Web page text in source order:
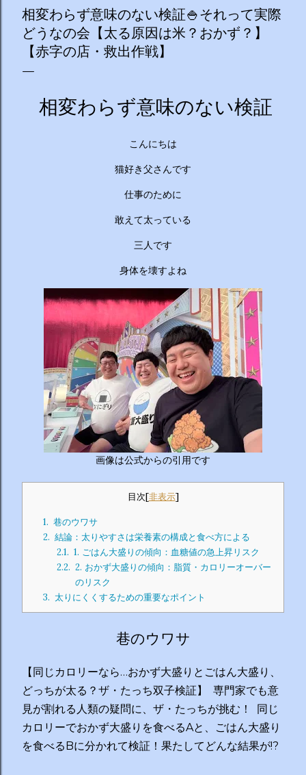
れる？ラクして太りにくい体になる方法は？私の理想体重っ
て何キロ？体重のギモン全部答えます！２時間ＳＰ ◇出演
者 【ＭＣ】林修 【副担任】斎藤ちはる（テレビ朝日アナ
ウンサー）【学級委員長】バカリズム 【学友】伊沢拓司
【ゲスト学友】名取裕子 島崎和歌子 宮世琉弥 伊集院光
藤俊徳 加藤プラチナクリニック院長 脳の学校 代
表 森谷敏夫 京都大学名誉教授 郷間光正
０：２８は「私の幸福時間」を放送いたします ☆番組ＨＰ
https://www.tv-asahi.co.jp/imadesho/ この番組は、テレ
に関する10の疑問について、身体の仕組みや心理的なアプロ
か？ 根本的な理由は非常にシンプルで、「摂取カロリー（食
べる量）が消費カロリー（動く量）を上回っているから」で
えるための「脂肪」として身体に蓄えられます。現代はいつ
でも高カロリーな食べ物が手に入るため、意識しないと簡単
にエネルギー過多になってしまいます。 🥗 2. 野菜を先に食
べるのは効果があるの？ 非常に効果があります。 （ベジタ
ブルファーストと呼ばれます） 野菜に含まれる食物繊維が、
後から入ってくる糖質...
相変わらず意味のない検証🍚それって実際
どうなの会【太る原因は米？おかず？】
【赤字の店・救出作戦】
相変わらず意味のない検証
こんにちは
猫好き父さんです
仕事のために
敢えて太っている
三人です
身体を壊すよね
画像は公式からの引用です
目次[非表示]
1. 巷のウワサ
2. 結論：太りやすさは栄養素の構成と食べ方による
2.1. 1. ごはん大盛りの傾向：血糖値の急上昇リスク
2.2. 2. おかず大盛りの傾向：脂質・カロリーオーバー
のリスク
3. 太りにくくするための重要なポイント
巷のウワサ
【同じカロリーなら…おかず大盛りとごはん大盛り、
どっちが太る？ザ・たっち双子検証】 専門家でも意
見が割れる人類の疑問に、ザ・たっちが挑む！ 同じ
カロリーでおかず大盛りを食べるAと、ごはん大盛り
を食べるBに分かれて検証！果たしてどんな結果が!?